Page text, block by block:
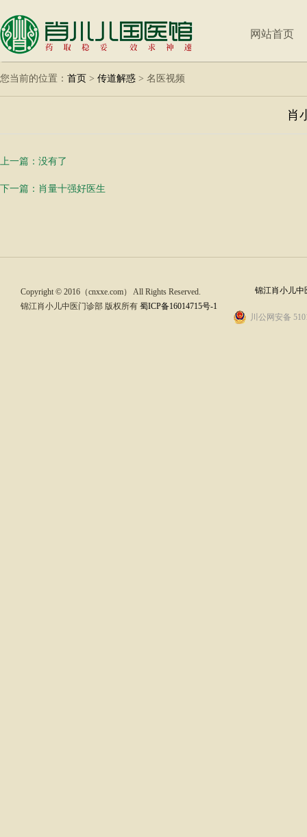
网站首页
您当前的位置： 首页 > 传道解惑 > 名医视频
肖
上一篇：没有了
下一篇： 肖量十强好医生
Copyright © 2016（cnxxe.com） All Rights Reserved.
锦江肖小儿中医门诊部 版权所有 蜀ICP备16014715号-1
锦江肖小儿
川公网安备